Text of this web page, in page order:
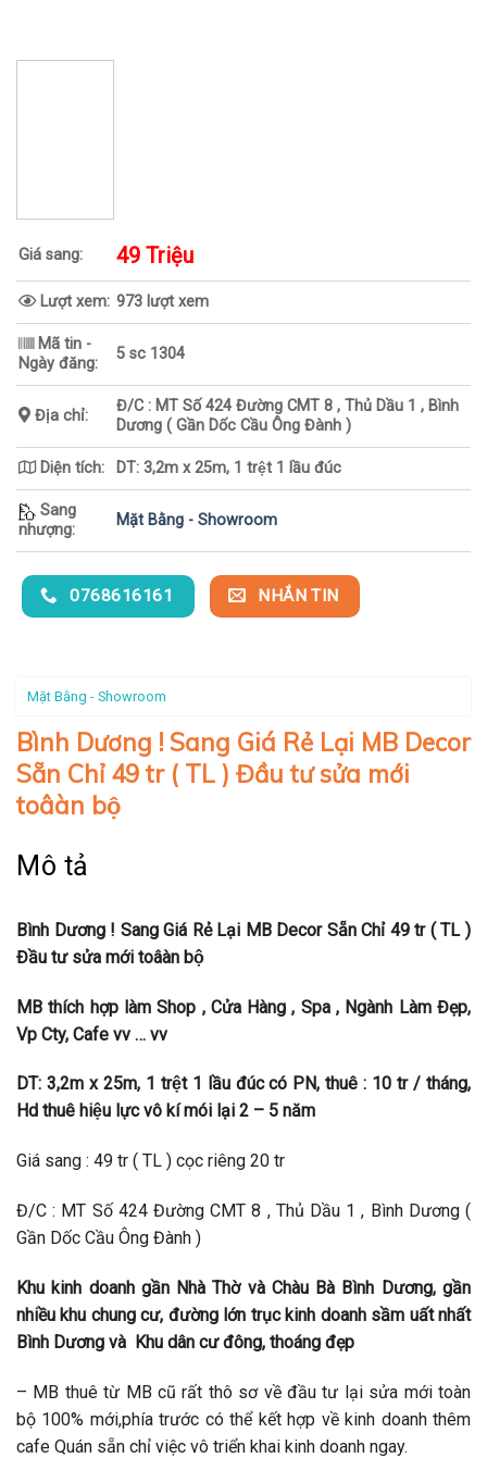
Giá sang: 49 Triệu
Lượt xem: 973 lượt xem
Mã tin -
Ngày đăng:
5 sc 1304
Địa chỉ:
Đ/C : MT Số 424 Đường CMT 8 , Thủ Dầu 1 , Bình
Dương ( Gần Dốc Cầu Ông Đành )
Diện tích: DT: 3,2m x 25m, 1 trệt 1 lầu đúc
Sang
nhượng:
Mặt Bằng - Showroom
0768616161 NHẮN TIN
Mặt Bằng - Showroom
Bình Dương ! Sang Giá Rẻ Lại MB Decor
Sẵn Chỉ 49 tr ( TL ) Đầu tư sửa mới
toâàn bộ
Mô tả
Bình Dương ! Sang Giá Rẻ Lại MB Decor Sẵn Chỉ 49 tr ( TL )
Đầu tư sửa mới toâàn bộ
MB thích hợp làm Shop , Cửa Hàng , Spa , Ngành Làm Đẹp,
Vp Cty, Cafe vv … vv
DT: 3,2m x 25m, 1 trệt 1 lầu đúc có PN,thuê : 10 tr / tháng,
Hd thuê hiệu lực vô kí mói lại 2 – 5 năm
Giá sang : 49 tr ( TL ) cọc riêng 20 tr
Đ/C : MT Số 424 Đường CMT 8 , Thủ Dầu 1 , Bình Dương (
Gần Dốc Cầu Ông Đành )
Khu kinh doanh gần Nhà Thờ và Chàu Bà Bình Dương, gần
nhiều khu chung cư, đường lớn trục kinh doanh sầm uất nhất
Bình Dương và Khu dân cư đông, thoáng đẹp
– MB thuê từ MB cũ rất thô sơ về đầu tư lại sửa mới toàn
bộ 100% mới,phía trước có thể kết hợp về kinh doanh thêm
cafe Quán sẵn chỉ việc vô triển khai kinh doanh ngay.